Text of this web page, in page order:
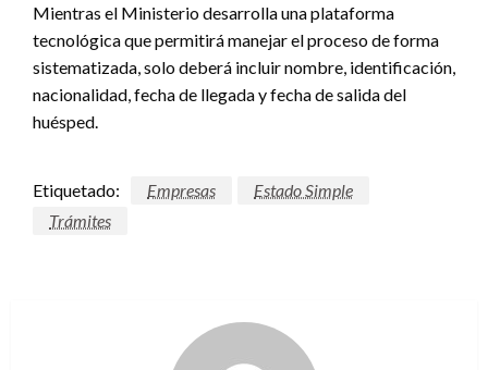
Mientras el Ministerio desarrolla una plataforma
tecnológica que permitirá manejar el proceso de forma
sistematizada, solo deberá incluir nombre, identificación,
nacionalidad, fecha de llegada y fecha de salida del
huésped.
Etiquetado: Empresas
Estado Simple
Trámites